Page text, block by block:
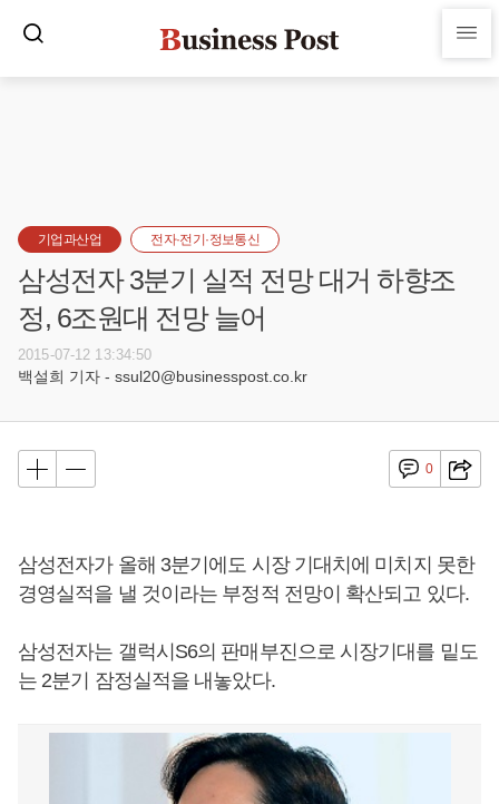
기업과산업 전자·전기·정보통신
삼성전자 3분기 실적 전망 대거 하향조
정, 6조원대 전망 늘어
2015-07-12 13:34:50
백설희 기자 - ssul20@businesspost.co.kr
0
삼성전자가 올해 3분기에도 시장 기대치에 미치지 못한
경영실적을 낼 것이라는 부정적 전망이 확산되고 있다.
삼성전자는 갤럭시S6의 판매부진으로 시장기대를 밑도
는 2분기 잠정실적을 내놓았다.